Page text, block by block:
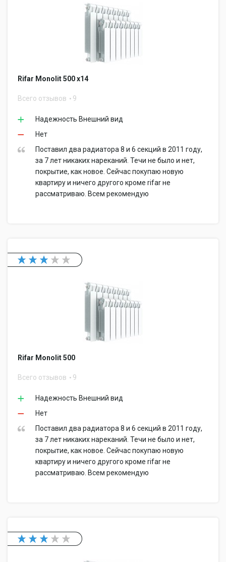
Rifar Monolit 500 x14
Всего отзывов 9
Надежность Внешний вид
Нет
Поставил два радиатора 8 и 6 секций в 2011 году,
за 7 лет никаких нареканий. Течи не было и нет,
покрытие, как новое. Сейчас покупаю новую
квартиру и ничего другого кроме rifar не
рассматриваю. Всем рекомендую
Rifar Monolit 500
Всего отзывов 9
Надежность Внешний вид
Нет
Поставил два радиатора 8 и 6 секций в 2011 году,
за 7 лет никаких нареканий. Течи не было и нет,
покрытие, как новое. Сейчас покупаю новую
квартиру и ничего другого кроме rifar не
рассматриваю. Всем рекомендую